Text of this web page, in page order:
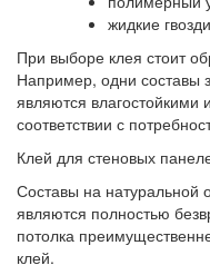
жидкие гвозди
При выборе клея стоит
Например, одни составы
являются влагостойкими
соответствии с
Клей для стеновых
Составы на натуральной
являются полностью
потолка
клей.